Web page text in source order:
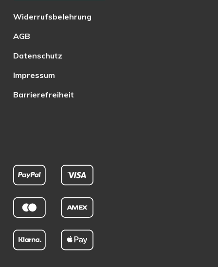
Widerrufsbelehrung
AGB
Datenschutz
Impressum
Barrierefreiheit